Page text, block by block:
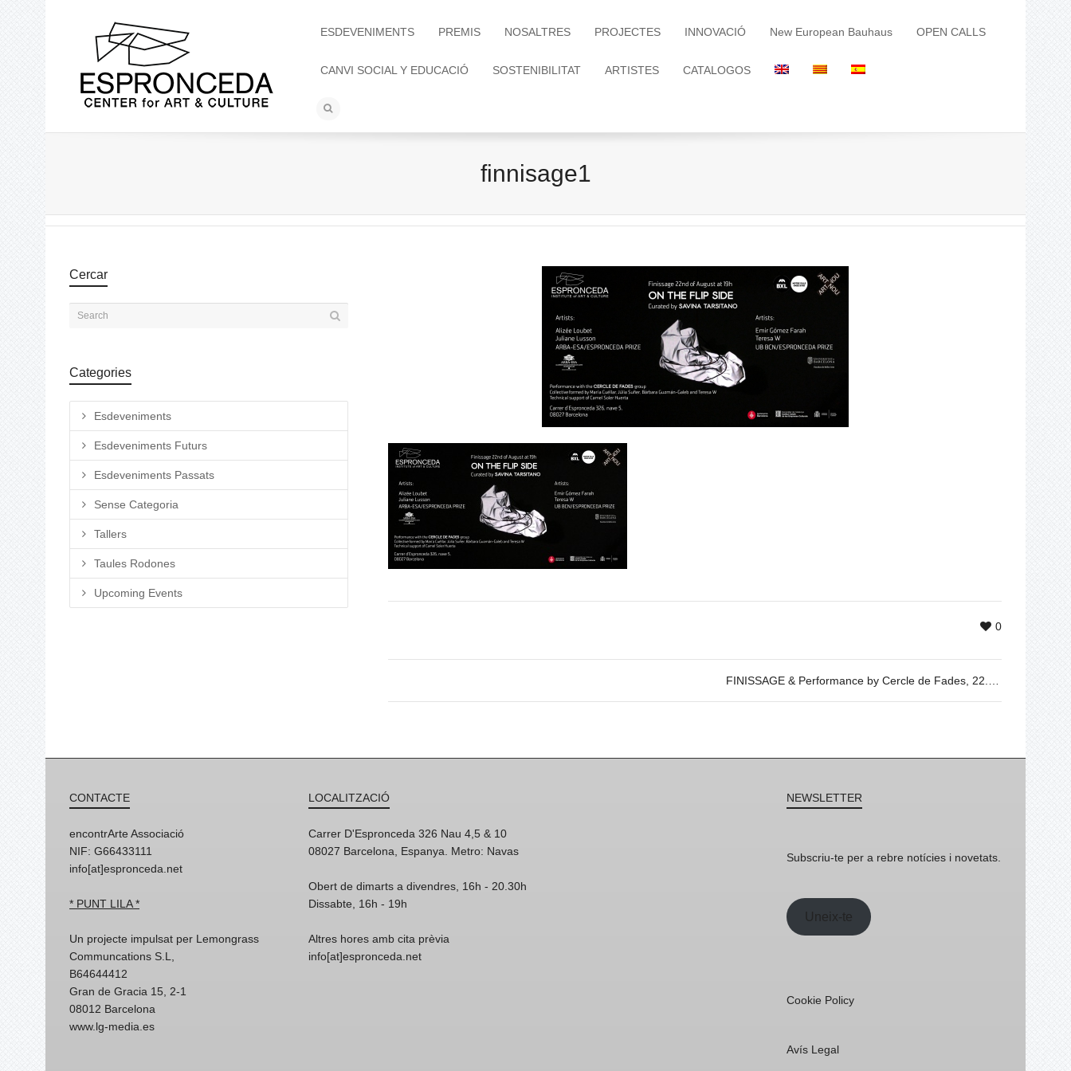
ESDEVENIMENTS PREMIS NOSALTRES PROJECTES INNOVACIÓ New European Bauhaus OPEN CALLS
CANVI SOCIAL Y EDUCACIÓ SOSTENIBILITAT ARTISTES CATALOGOS
finnisage1
0
Cercar
Categories
Esdeveniments
Esdeveniments Futurs
Esdeveniments Passats
Sense Categoria
Tallers
Taules Rodones
Upcoming Events
CONTACTE
encontrArte Associació
NIF: G66433111
info[at]espronceda.net
* PUNT LILA *
Un projecte impulsat per Lemongrass
Communcations S.L,
B64644412
Gran de Gracia 15, 2-1
08012 Barcelona
www.lg-media.es
LOCALITZACIÓ
Carrer D'Espronceda 326 Nau 4,5 & 10
08027 Barcelona, Espanya. Metro: Navas
Obert de dimarts a divendres, 16h - 20.30h
Dissabte, 16h - 19h
Altres hores amb cita prèvia
info[at]espronceda.net
NEWSLETTER
Subscriu-te per a rebre notícies i novetats.
Uneix-te
Cookie Policy
Avís Legal